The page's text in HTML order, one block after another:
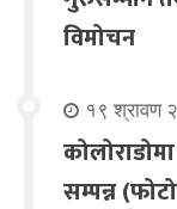
विमोचन
१९ श्रावण
सम्पन्न